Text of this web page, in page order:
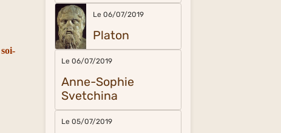
Le 06/07/2019
Platon
Le 06/07/2019
Anne-Sophie
Svetchina
Le 05/07/2019